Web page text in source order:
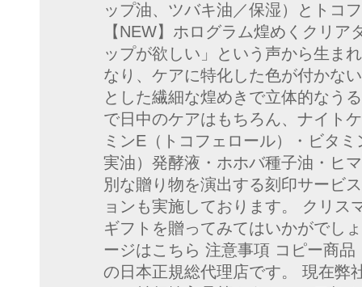
ップ油、ツバキ油／保湿）とトコ
【NEW】ホログラム煌めくクリ
ップが欲しい」という声から生ま
なり、ケアに特化した色が付かな
とした繊細な煌めきで立体的なう
で日中のケアはもちろん、ナイト
ミンE（トコフェロール）・ビタ
実油）発酵液・ホホバ種子油・ヒ
別な贈り物を演出する刻印サービ
ョンも実施しております。 クリ
ギフトを贈ってみてはいかがでし
ージはこちら 注意事項 コピー商
の日本正規総代理店です。 現在弊